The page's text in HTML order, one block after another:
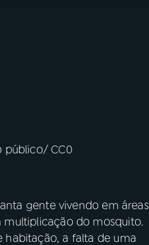
público/ CC0
gente vivendo em áreas
multiplicação do mosquito.
habitação, a falta de uma